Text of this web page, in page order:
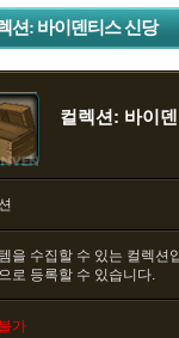
션: 바이덴티스 신당
컬렉션: 바이
을 수집할 수 있는 컬렉션
로 등록할 수 있습니다.
가